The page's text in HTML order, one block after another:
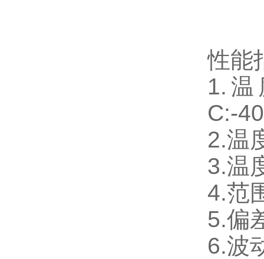
性能
1.
C:-
2.温
3.温
4.范
5.偏
6.波